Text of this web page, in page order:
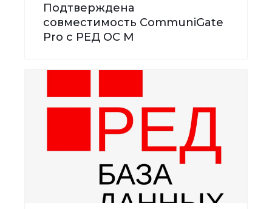
Подтверждена
совместимость CommuniGate
Pro с РЕД ОС М